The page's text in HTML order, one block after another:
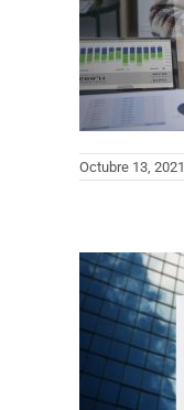
Octubre 13, 2021